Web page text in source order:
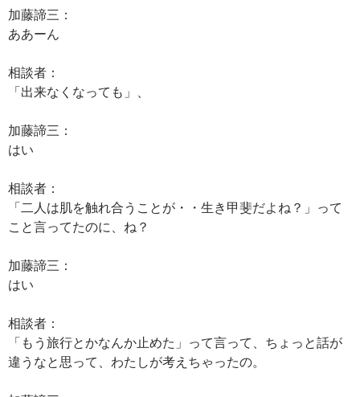
加藤諦三：
ああーん
相談者：
「出来なくなっても」、
加藤諦三：
はい
相談者：
「二人は肌を触れ合うことが・・生き甲斐だよね？」って
こと言ってたのに、ね？
加藤諦三：
はい
相談者：
「もう旅行とかなんか止めた」って言って、ちょっと話が
違うなと思って、わたしが考えちゃったの。